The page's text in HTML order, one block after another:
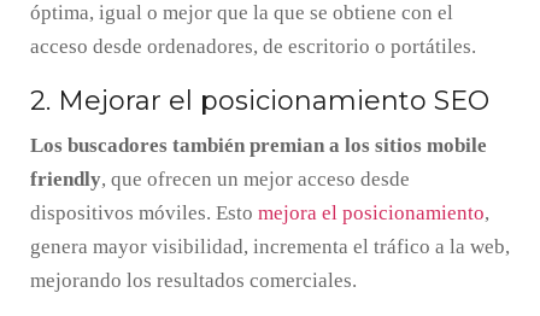
óptima, igual o mejor que la que se obtiene con el
acceso desde ordenadores, de escritorio o portátiles.
2. Mejorar el posicionamiento SEO
Los buscadores también premian a los sitios mobile
friendly, que ofrecen un mejor acceso desde
dispositivos móviles. Esto mejora el posicionamiento,
genera mayor visibilidad, incrementa el tráfico a la web,
mejorando los resultados comerciales.